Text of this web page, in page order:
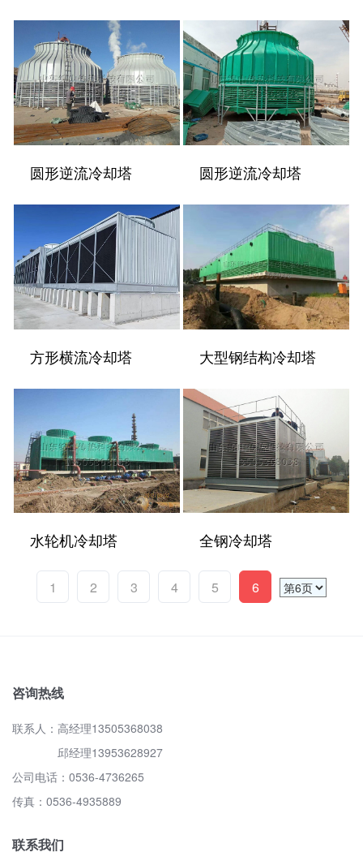
圆形逆流冷却塔 圆形逆流冷却塔
方形横流冷却塔 大型钢结构冷却塔
水轮机冷却塔 全钢冷却塔
1 2 3 4 5 6
咨询热线
联系人：高经理13505368038
邱经理13953628927
公司电话：0536-4736265
传真：0536-4935889
联系我们